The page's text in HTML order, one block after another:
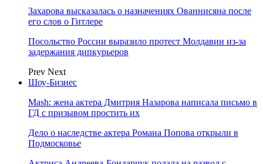
Захарова высказалась о назначениях Ованнисяна после
его слов о Гитлере
Посольство России выразило протест Молдавии из-за
задержания дипкурьеров
Prev Next
Шоу-Бизнес
Mash: жена актера Дмитрия Назарова написала письмо в
ГД с призывом простить их
Дело о наследстве актера Романа Попова открыли в
Подмосковье